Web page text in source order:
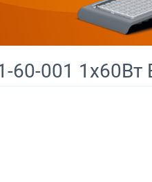
001 1х60Вт